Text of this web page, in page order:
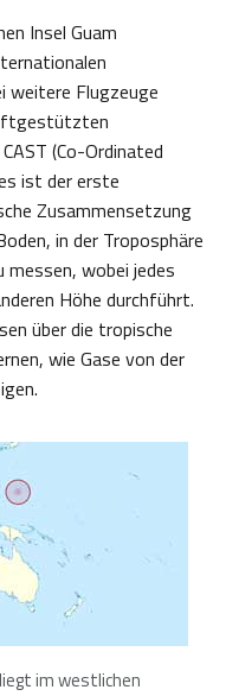
Insel Guam
weitere Flugzeuge
(Co-Ordinated
ist der erste
Zusammensetzung
in der Troposphäre
wobei jedes
Höhe durchführt.
über die tropische
wie Gase von der
im westlichen